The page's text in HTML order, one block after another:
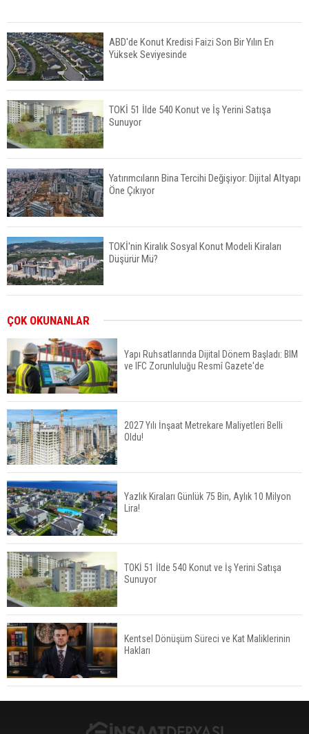
ABD'de Konut Kredisi Faizi Son Bir Yılın En
Yüksek Seviyesinde
TOKİ 51 İlde 540 Konut ve İş Yerini Satışa
Sunuyor
Yatırımcıların Bina Tercihi Değişiyor: Dijital Altyapı
Öne Çıkıyor
TOKİ'nin Kiralık Sosyal Konut Modeli Kiraları
Düşürür Mü?
Konut Satışları Güçlü Seyrini Korudu Yabancıya
Satış Geriledi
ABD'de İnşaat Harcamaları Geriledi
Tercih Döneminde Barınma Telaşı Başladı
Aileden Miras Kalan Ev Nasıl Satılır?
İstanbul'da 15 Bin Kiralık Sosyal Konut Eylülde
Kiraya Verilecek
ÇOK OKUNANLAR
Yapı Ruhsatlarında Dijital Dönem Başladı: BIM
ve IFC Zorunluluğu Resmî Gazete'de
2027 Yılı İnşaat Metrekare Maliyetleri Belli
Oldu!
Yazlık Kiraları Günlük 75 Bin, Aylık 10 Milyon
Lira!
TOKİ 51 İlde 540 Konut ve İş Yerini Satışa
Sunuyor
Kentsel Dönüşüm Süreci ve Kat Maliklerinin
Hakları